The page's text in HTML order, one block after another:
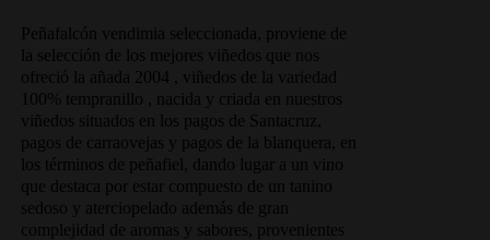
precios:
desde
48.30€
hasta
241.50€
Peñafalcón vendimia seleccionada, proviene de
la selección de los mejores viñedos que nos
ofreció la añada 2004 , viñedos de la variedad
100% tempranillo , nacida y criada en nuestros
viñedos situados en los pagos de Santacruz,
pagos de carraovejas y pagos de la blanquera, en
los términos de peñafiel, dando lugar a un vino
que destaca por estar compuesto de un tanino
sedoso y aterciopelado además de gran
complejidad de aromas y sabores, provenientes